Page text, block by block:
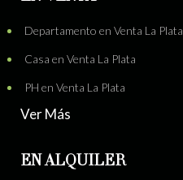
Departamento en Venta La Plata
Casa en Venta La Plata
PH en Venta La Plata
Ver Más
EN ALQUILER